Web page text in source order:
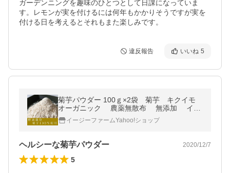
ガーデンニングを趣味のひとつとして日課になっていま
す。レモンが実を付けるには何年もかかりそうですが実を
付ける日を考えるとそれもまた楽しみです。
違反報告 いいね 5
菊芋パウダー 100ｇ×2袋 菊芋 キクイモ
オーガニック 農薬無散布 無添加 イヌ
リン 2022年 秋収穫分
イージーファームYahoo!ショップ
ヘルシーな菊芋パウダー 2020/12/7
5